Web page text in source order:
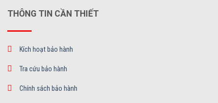
THÔNG TIN CẦN THIẾT
Kích hoạt bảo hành
Tra cứu bảo hành
Chính sách bảo hành